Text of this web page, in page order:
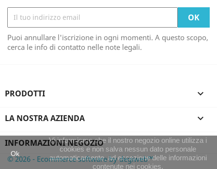
Puoi annullare l'iscrizione in ogni momenti. A questo scopo,
cerca le info di contatto nelle note legali.
PRODOTTI 
LA NOSTRA AZIENDA 
INFORMAZIONI NEGOZIO
Ok
Vi informiamo che il nostro negozio online utilizza i
cookies e non salva nessun dato personale
automaticamente, ad eccezione delle informazioni
contenute nei cookies.
© 2026 - Ecommerce software by degiweb™